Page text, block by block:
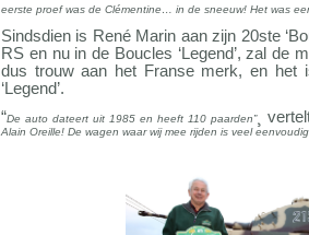
eerste proef was de Clémentine… in de sneeuw! Het was
Sindsdien is René Marin aan zijn 20ste
RS en nu in de Boucles ‘Legend’, zal de
dus trouw aan het Franse merk, en het
‘Legend’.
“De auto dateert uit 1985 en heeft 110 paarden”¸
Alain Oreille! De wagen waar wij mee rijden is veel